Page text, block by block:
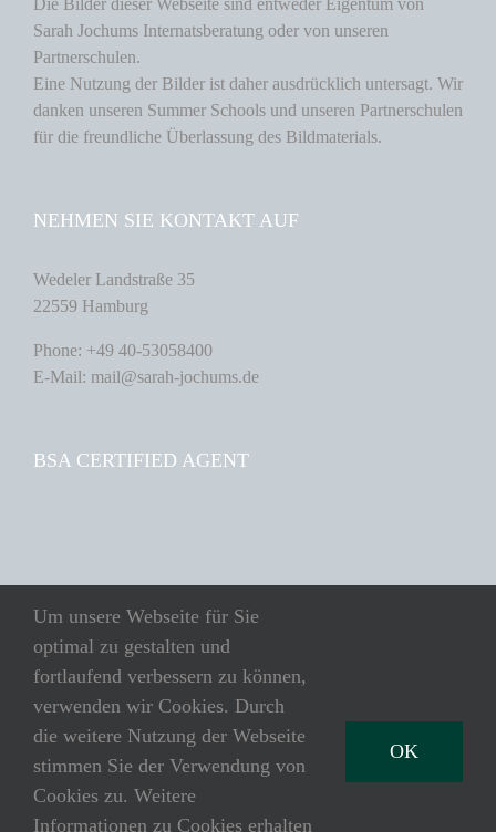
Sarah Jochums Internatsberatung oder von unseren
Partnerschulen.
Eine Nutzung der Bilder ist daher ausdrücklich untersagt. Wir
danken unseren Summer Schools und unseren Partnerschulen
für die freundliche Überlassung des Bildmaterials.
NEHMEN SIE KONTAKT AUF
Wedeler Landstraße 35
22559 Hamburg
Phone: +49 40-53058400
E-Mail: mail@sarah-jochums.de
BSA CERTIFIED AGENT
Suche
nach:
Um unsere Webseite für Sie
optimal zu gestalten und
fortlaufend verbessern zu können,
verwenden wir Cookies. Durch
die weitere Nutzung der Webseite
stimmen Sie der Verwendung von
Cookies zu. Weitere
Informationen zu Cookies erhalten
OK